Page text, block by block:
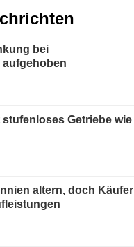
bei
aufgehoben
stufenloses Getriebe wie
altern, doch Käufer